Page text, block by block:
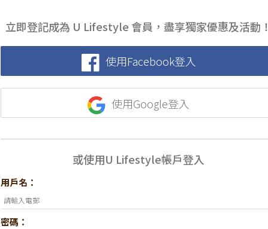
立即登記成為 U Lifestyle 會員，盡享獨家優惠及活動！
使用Facebook登入
使用Google登入
或使用U Lifestyle帳戶登入
用戶名：
密碼：